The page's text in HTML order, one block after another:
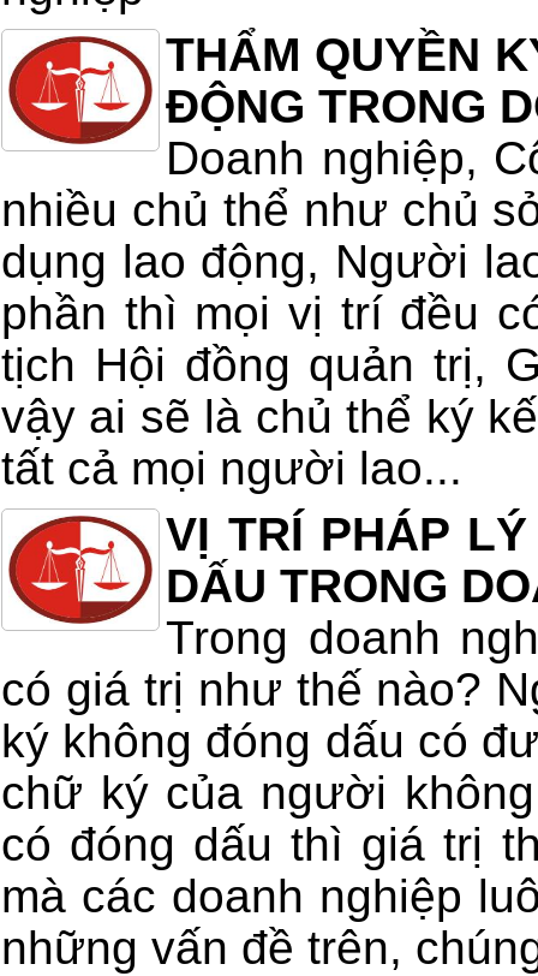
THẨM QUYỀN
ĐỘNG TRONG
Doanh nghiệp,
nhiều chủ thể như chủ
dụng lao động, Người
phần thì mọi vị trí đều
tịch Hội đồng quản trị,
vậy ai sẽ là chủ thể ký
tất cả mọi người lao...
VỊ TRÍ PHÁP
DẤU TRONG
Trong doanh
có giá trị như thế nào?
ký không đóng dấu có
chữ ký của người
có đóng dấu thì giá trị
mà các doanh nghiệp
những vấn đề trên,